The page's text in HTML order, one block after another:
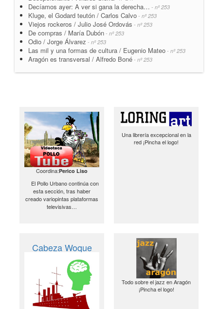
Decíamos ayer: A ver si gana la derecha… - nº 253
Kluge, el Godard teutón / Carlos Calvo - nº 253
Viejos rockeros / Julio José Ordovás - nº 253
De compras / María Dubón - nº 253
Odio / Jorge Álvarez - nº 253
Las mil y una formas de cultura / Eugenio Mateo - nº 253
Aragón es transversal / Alfredo Boné - nº 253
Coordina:Perico Liso
El Pollo Urbano continúa con
esta sección, tras haber
creado variopintas plataformas
televisivas…
Una librería excepcional en la
red ¡Pincha el logo!
Cabeza Woque
Todo sobre el jazz en Aragón
¡Pincha el logo!